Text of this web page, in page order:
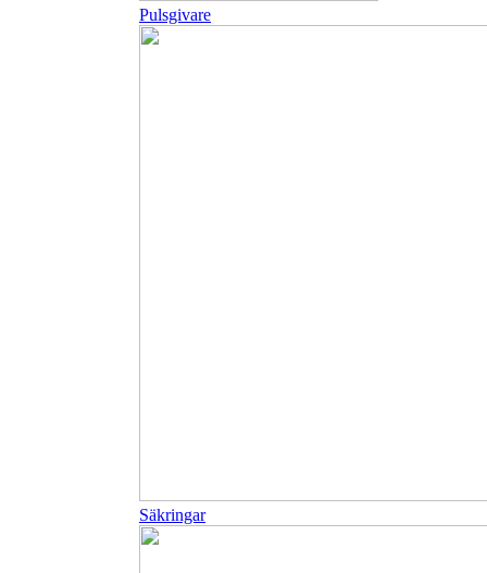
Pulsgivare
Säkringar